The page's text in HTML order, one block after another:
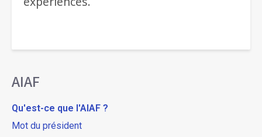
AIAF
Qu'est-ce que l'AIAF ?
Mot du président